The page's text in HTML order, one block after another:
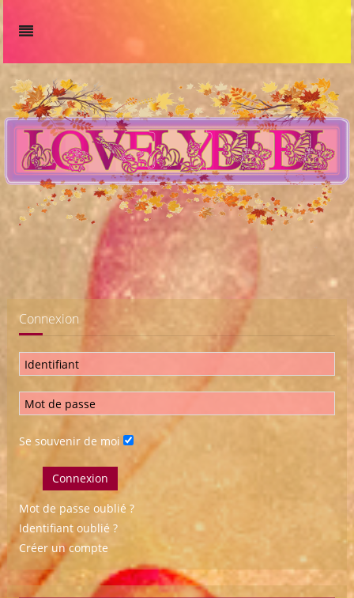
Connexion
Se souvenir de moi
Connexion
Mot de passe oublié ?
Identifiant oublié ?
Créer un compte